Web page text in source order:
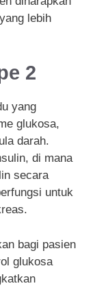
lebih
2
yang
glukosa,
darah.
di mana
secara
untuk
bagi pasien
glukosa